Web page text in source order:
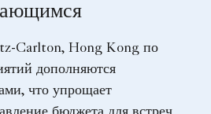
Carlton, Hong Kong по
дополняются
что упрощает